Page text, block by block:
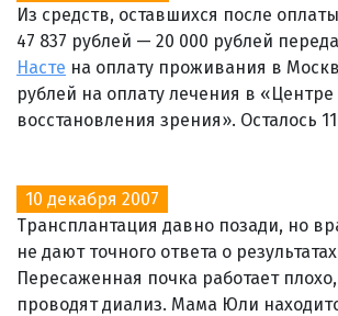
Из средств, оставшихся после
47 837 рублей — 20 000 рублей
Насте на оплату проживания в
рублей на оплату лечения в «Центре
восстановления зрения». Осталось
10 декабря 2007
Трансплантация давно позади, но
не дают точного ответа о
Пересаженная почка работает
проводят диализ. Мама Юли